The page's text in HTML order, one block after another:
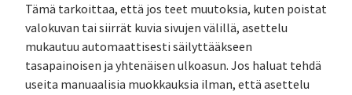
Tämä tarkoittaa, että jos teet muutoksia, kuten poistat
valokuvan tai siirrät kuvia sivujen välillä, asettelu
mukautuu automaattisesti säilyttääkseen
tasapainoisen ja yhtenäisen ulkoasun. Jos haluat tehdä
useita manuaalisia muokkauksia ilman, että asettelu